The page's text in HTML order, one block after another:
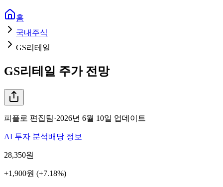
홈
국내주식
GS리테일
GS리테일 주가 전망
피플로 편집팀·2026년 6월 10일 업데이트
AI 투자 분석배당 정보
28,350원
+1,900원 (+7.18%)